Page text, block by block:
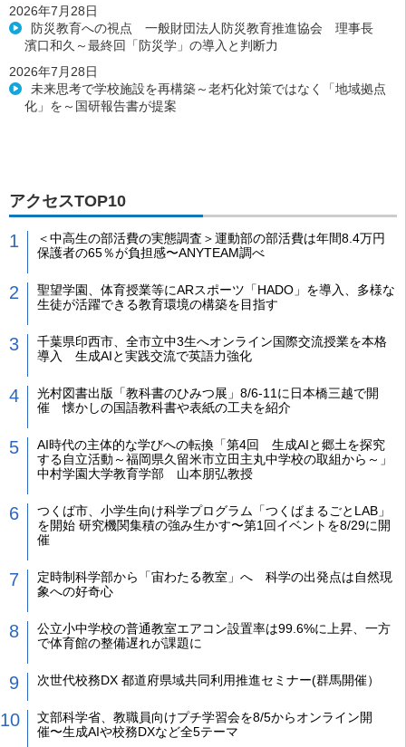
2026年7月28日
防災教育への視点 一般財団法人防災教育推進協会 理事長
濱口和久～最終回「防災学」の導入と判断力
2026年7月28日
未来思考で学校施設を再構築～老朽化対策ではなく「地域拠点
化」を～国研報告書が提案
アクセスTOP10
＜中高生の部活費の実態調査＞運動部の部活費は年間8.4万円
保護者の65％が負担感〜ANYTEAM調べ
聖望学園、体育授業等にARスポーツ「HADO」を導入、多様な
生徒が活躍できる教育環境の構築を目指す
千葉県印西市、全市立中3生へオンライン国際交流授業を本格
導入 生成AIと実践交流で英語力強化
光村図書出版「教科書のひみつ展」8/6-11に日本橋三越で開
催 懐かしの国語教科書や表紙の工夫を紹介
AI時代の主体的な学びへの転換「第4回 生成AIと郷土を探究
する自立活動～福岡県久留米市立田主丸中学校の取組から～」
中村学園大学教育学部 山本朋弘教授
つくば市、小学生向け科学プログラム「つくばまるごとLAB」
を開始 研究機関集積の強み生かす〜第1回イベントを8/29に開
催
定時制科学部から「宙わたる教室」へ 科学の出発点は自然現
象への好奇心
公立小中学校の普通教室エアコン設置率は99.6%に上昇、一方
で体育館の整備遅れが課題に
次世代校務DX 都道府県域共同利用推進セミナー(群馬開催）
文部科学省、教職員向けプチ学習会を8/5からオンライン開
催〜生成AIや校務DXなど全5テーマ